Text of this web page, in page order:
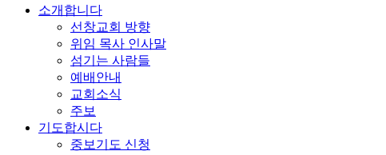
소개합니다
선창교회 방향
위임 목사 인사말
섬기는 사람들
예배안내
교회소식
주보
기도합시다
중보기도 신청